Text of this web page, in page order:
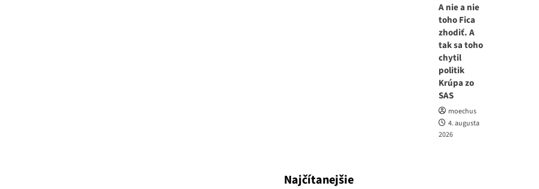
A nie a nie
toho Fica
zhodiť. A
tak sa toho
chytil
politik
Krúpa zo
SAS
moechus
4. augusta
2026
Najčítanejšie